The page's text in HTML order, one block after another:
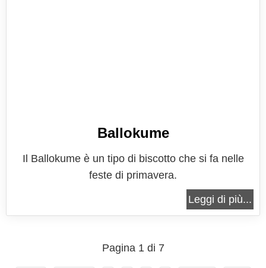
Ballokume
Il Ballokume è un tipo di biscotto che si fa nelle
feste di primavera.
Leggi di più...
Pagina 1 di 7